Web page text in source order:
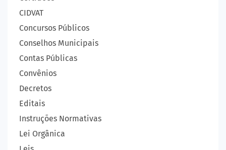
CIDVAT
Concursos Públicos
Conselhos Municipais
Contas Públicas
Convênios
Decretos
Editais
Instruções Normativas
Lei Orgânica